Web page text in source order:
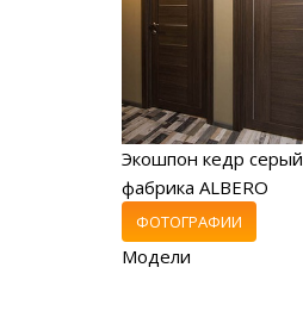
Экошпон кедр серый
фабрика ALBERO
ФОТОГРАФИИ
Модели